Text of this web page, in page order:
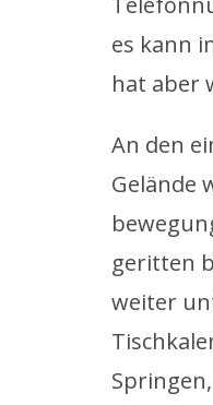
es kann
hat aber
An den
Gelände
geritten
weiter